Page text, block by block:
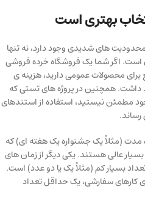
بهتری است
های شدیدی وجود دارد، نه تنها
اگر شما یک فروشگاه خرده فروشی
محصولات عمومی دارید، هزینه ی
داشت. همچنین در پروژه های تستی که
مطمئن نیستید، استفاده از استندهای
مدت (مثلاً یک جشنواره یک هفته ای) که
عالی هستند. یکی دیگر از زمان های
بسیار کم (مثلاً یک یا دو عدد) است.
کارهای سفارشی، یک حداقل تعداد